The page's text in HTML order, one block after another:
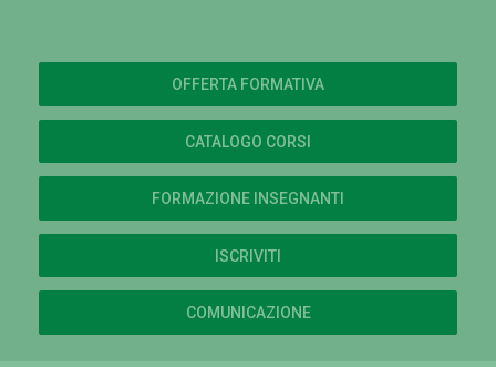
OFFERTA FORMATIVA
CATALOGO CORSI
FORMAZIONE INSEGNANTI
ISCRIVITI
COMUNICAZIONE